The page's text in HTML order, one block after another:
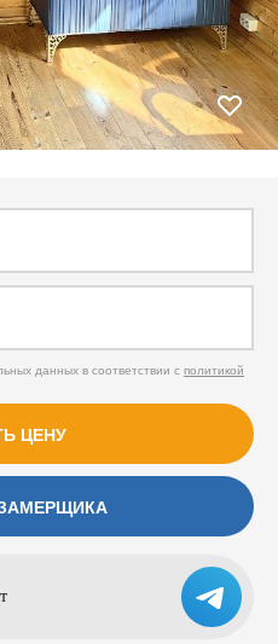
данных в соответствии с политикой
ЦЕНУ